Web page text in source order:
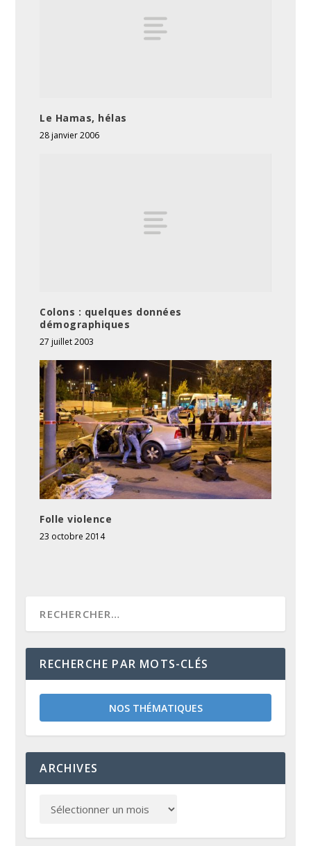
Le Hamas, hélas
28 janvier 2006
Colons : quelques données
démographiques
27 juillet 2003
Folle violence
23 octobre 2014
RECHERCHE PAR MOTS-CLÉS
NOS THÉMATIQUES
ARCHIVES